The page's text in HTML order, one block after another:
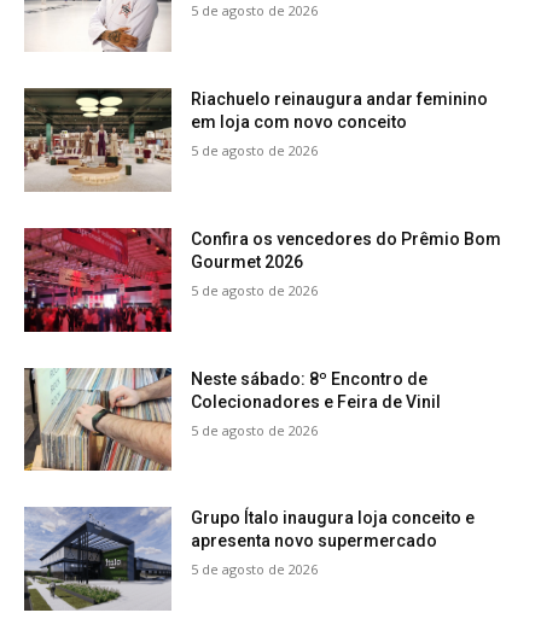
5 de agosto de 2026
Riachuelo reinaugura andar feminino
em loja com novo conceito
5 de agosto de 2026
Confira os vencedores do Prêmio Bom
Gourmet 2026
5 de agosto de 2026
Neste sábado: 8º Encontro de
Colecionadores e Feira de Vinil
5 de agosto de 2026
Grupo Ítalo inaugura loja conceito e
apresenta novo supermercado
5 de agosto de 2026